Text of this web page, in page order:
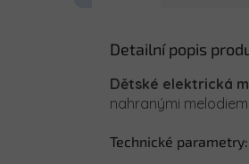
Detailní popis
Dětské elektrická
nahranými
Technické parametry: